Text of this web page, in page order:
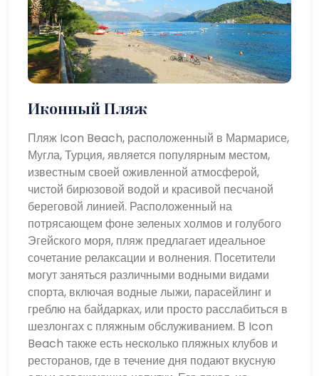
Иконный Пляж
Пляж Icon Beach, расположенный в Мармарисе,
Мугла, Турция, является популярным местом,
известным своей оживленной атмосферой,
чистой бирюзовой водой и красивой песчаной
береговой линией. Расположенный на
потрясающем фоне зеленых холмов и голубого
Эгейского моря, пляж предлагает идеальное
сочетание релаксации и волнения. Посетители
могут заняться различными водными видами
спорта, включая водные лыжи, парасейлинг и
греблю на байдарках, или просто расслабиться в
шезлонгах с пляжным обслуживанием. В Icon
Beach также есть несколько пляжных клубов и
ресторанов, где в течение дня подают вкусную